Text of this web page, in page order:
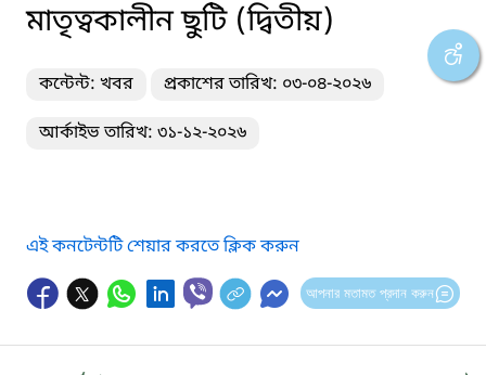
মাতৃত্বকালীন ছুটি (দ্বিতীয়)
কন্টেন্ট: খবর প্রকাশের তারিখ: ০৩-০৪-২০২৬
আর্কাইভ তারিখ: ৩১-১২-২০২৬
এই কনটেন্টটি শেয়ার করতে ক্লিক করুন
আপনার মতামত প্রদান করুন